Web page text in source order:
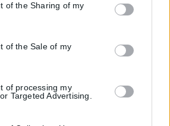
visit or usage behaviour. You may
consent to Google and its third-party
for below specified purposes in below
of the Sharing of my
of the Sale of my
of processing my
Targeted Advertising.